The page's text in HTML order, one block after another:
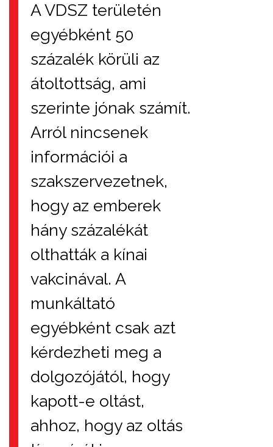
A VDSZ területén
egyébként 50
százalék körüli az
átoltottság, ami
szerinte jónak számít.
Arról nincsenek
információi a
szakszervezetnek,
hogy az emberek
hány százalékát
olthatták a kínai
vakcinával. A
munkáltató
egyébként csak azt
kérdezheti meg a
dolgozójától, hogy
kapott-e oltást,
ahhoz, hogy az oltás